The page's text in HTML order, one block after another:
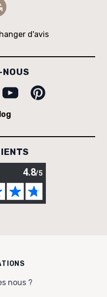
d'avis
YoutubePinterest
nous ?